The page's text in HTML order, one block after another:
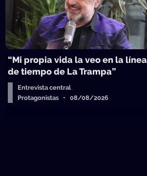
“Mi propia vida la veo en la línea
de tiempo de La Trampa”
Entrevista central
Protagonistas • 08/08/2026